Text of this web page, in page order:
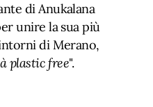
di Anukalana
unire la sua più
di Merano,
plastic free".